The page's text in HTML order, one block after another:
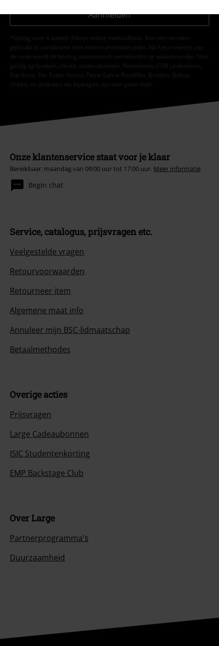
Aanmelden
*Geldig voor 4 weken. Alleen online inwisselbaar. Kan niet worden
gebruikt in combinatie met andere promotiecodes. Na het invoeren van
de code wordt de korting automatisch verrekend in je winkelmandje. Niet
geldig op boeken, media, cadeaubonnen, Rammstein, (Till) Lindemann,
Die Ärzte, Die Toten Hosen, Feine Sahne Fischfilet, Broilers, Böhse
Onkelz en artikelen die bijdragen aan een goed doel.
Onze klantenservice staat voor je klaar
Bereikbaar: maandag van 09:00 uur tot 17:00 uur. Meer informatie
Begin chat
Service, catalogus, prijsvragen etc.
Veelgestelde vragen
Retourvoorwaarden
Retourneer item
Algemene maat info
Annuleer mijn BSC-lidmaatschap
Betaalmethodes
Overige acties
Prijsvragen
Large Cadeaubonnen
ISIC Studentenkorting
EMP Backstage Club
Over Large
Partnerprogramma's
Duurzaamheid